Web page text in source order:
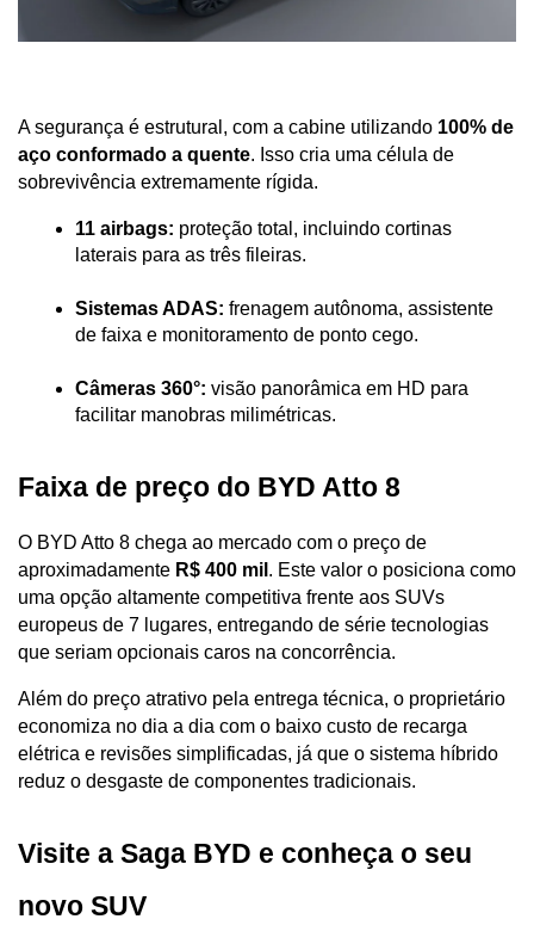
A segurança é estrutural, com a cabine utilizando 100% de
aço conformado a quente. Isso cria uma célula de
sobrevivência extremamente rígida.
11 airbags: proteção total, incluindo cortinas
laterais para as três fileiras.
Sistemas ADAS: frenagem autônoma, assistente
de faixa e monitoramento de ponto cego.
Câmeras 360°: visão panorâmica em HD para
facilitar manobras milimétricas.
Faixa de preço do BYD Atto 8
O BYD Atto 8 chega ao mercado com o preço de
aproximadamente R$ 400 mil . Este valor o posiciona como
uma opção altamente competitiva frente aos SUVs
europeus de 7 lugares, entregando de série tecnologias
que seriam opcionais caros na concorrência.
Além do preço atrativo pela entrega técnica, o proprietário
economiza no dia a dia com o baixo custo de recarga
elétrica e revisões simplificadas, já que o sistema híbrido
reduz o desgaste de componentes tradicionais.
Visite a Saga BYD e conheça o seu
novo SUV